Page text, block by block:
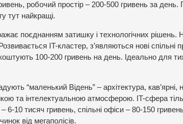
робочий простір – 200-500 гривень за
тут найкращі.
поєднанням затишку і технологічних
IT-кластер, з’являються нові
100-200 гривень на день. Ідеально для
“маленький Відень” – архітектура,
та інтелектуальною атмосферою. IT-сфера
10 тисяч гривень, спільні офіси – 80-150
від мегаполісів.